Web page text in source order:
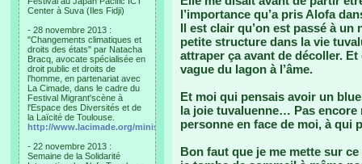
Center à Suva (Iles Fidji)
- 28 novembre 2013 :
"Changements climatiques et
droits des états" par Natacha
Bracq, avocate spécialisée en
droit public et droits de
l'homme, en partenariat avec
La Cimade, dans le cadre du
Festival Migrant'scène à
l'Espace des Diversités et de
la Laïcité de Toulouse.
http://www.lacimade.org/minisites/migrantscene
- 22 novembre 2013 :
Semaine de la Solidarité
l’importance qu’a pris Alofa
Il est clair qu’on est passé à
petite structure dans la vie
attraper ça avant de décoller.
vague du lagon à l’âme.
Et moi qui pensais avoir un
la joie tuvaluenne… Pas encore
personne en face de moi, à qui
Bon faut que je me mette sur